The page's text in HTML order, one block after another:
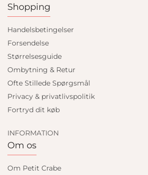
Shopping
Handelsbetingelser
Forsendelse
Størrelsesguide
Ombytning & Retur
Ofte Stillede Spørgsmål
Privacy & privatlivspolitik
Fortryd dit køb
INFORMATION
Om os
Om Petit Crabe